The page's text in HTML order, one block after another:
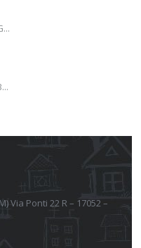
Via Ponti 22 R – 17052 –